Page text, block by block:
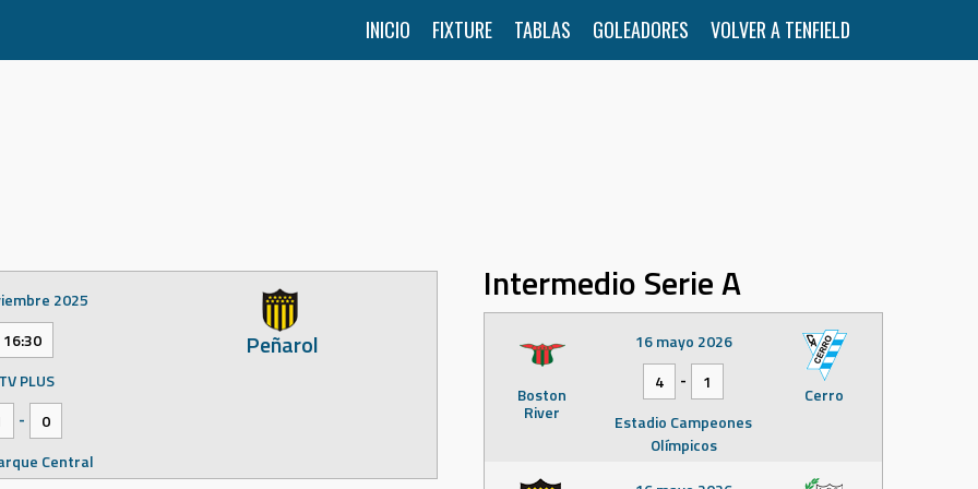
INICIO FIXTURE TABLAS GOLEADORES VOLVER A TENFIELD
Peñarol
2025
16:30
PLUS
-
0
Central
Intermedio Serie A
Boston
River
Cerro
16 mayo 2026
4
-
1
Estadio Campeones
Olímpicos